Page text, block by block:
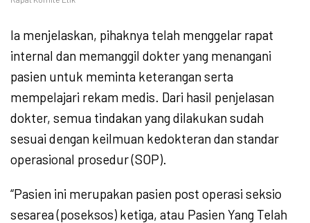
Ia menjelaskan, pihaknya telah menggelar rapat
internal dan memanggil dokter yang menangani
pasien untuk meminta keterangan serta
mempelajari rekam medis. Dari hasil penjelasan
dokter, semua tindakan yang dilakukan sudah
sesuai dengan keilmuan kedokteran dan standar
operasional prosedur (SOP).
“Pasien ini merupakan pasien post operasi seksio
sesarea (poseksos) ketiga, atau Pasien Yang Telah